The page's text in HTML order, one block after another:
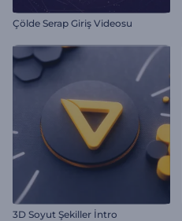
Çölde Serap Giriş Videosu
3D Soyut Şekiller İntro